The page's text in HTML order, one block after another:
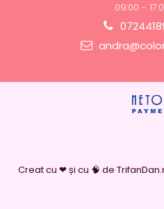
09:00 -
Creat cu ❤ și cu 🧠 de